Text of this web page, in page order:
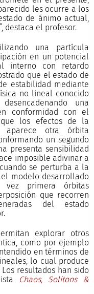
les ocurre a los
de ánimo actual,
destaca el profesor.
una partícula
en un potencial
interno con retardo
que el estado de
estabilidad mediante
no lineal conocido
una
conformidad con el
los efectos de la
aparece otra órbita
un segundo
presenta sensibilidad
imposible adivinar a
se perturba a la
modelo desarrollado
primera órbitas
que recorren
del estado
explorar otros
como por ejemplo
en términos de
lo cual produce
resultados han sido
Chaos, Solitons &